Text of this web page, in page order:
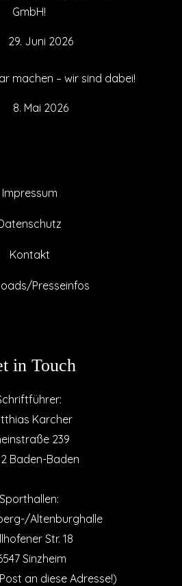
GmbH!
29. Juni 2026
machen – wir sind dabei!
8. Mai 2026
Impressum
Kontakt
Presseinfos
in Touch
Karcher
239
Baden-Baden
Sporthallen:
Altenburghalle
Str. 18
Sinzheim
an diese Adresse!)